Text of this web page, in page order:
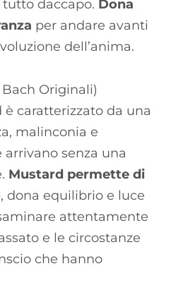
daccapo. Dona
per andare avanti
dell’anima.
Originali)
è caratterizzato da una
malinconia e
arrivano senza una
Mustard permette di
, dona equilibrio e luce
attentamente
e le circostanze
che hanno